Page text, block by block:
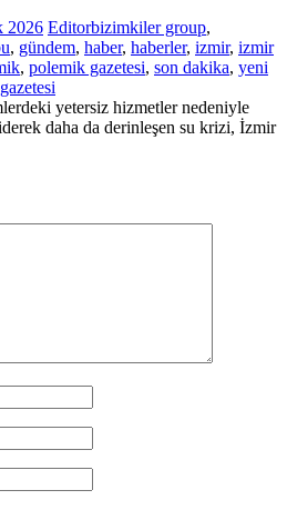
2026 Editorbizimkiler group,
, gündem, haber, haberler, izmir, izmir
, polemik gazetesi, son dakika, yeni
yetersiz hizmetler nedeniyle
daha da derinleşen su krizi, İzmir